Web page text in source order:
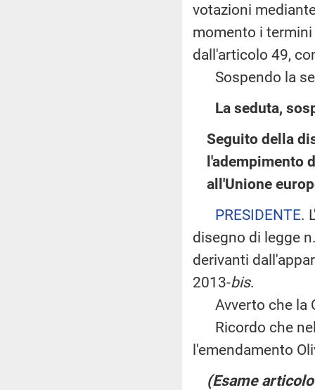
votazioni
momento i
dall'articolo 49,
Sospendo la
La seduta,
Seguito della
l'adempimento
all'Unione
PRESIDENTE.
disegno di legge
derivanti
2013-bis.
Avverto che la
Ricordo che
l'emendamento
(Esame